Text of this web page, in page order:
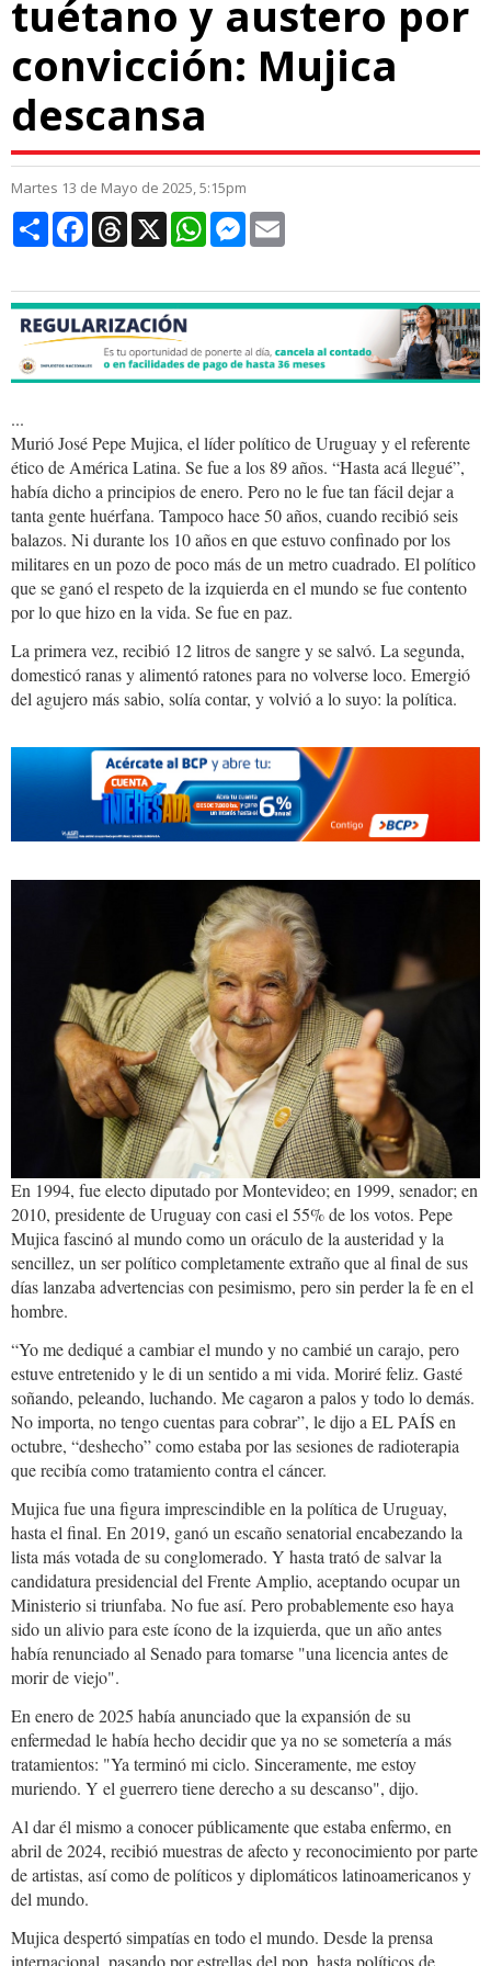
tuétano y austero por
convicción: Mujica
descansa
Martes 13 de Mayo de 2025, 5:15pm
CompartirFacebookThreads
X WhatsAppMessenger
...
Murió José Pepe Mujica, el líder político de Uruguay y el referente
ético de América Latina. Se fue a los 89 años. “Hasta acá llegué”,
había dicho a principios de enero. Pero no le fue tan fácil dejar a
tanta gente huérfana. Tampoco hace 50 años, cuando recibió seis
balazos. Ni durante los 10 años en que estuvo confinado por los
militares en un pozo de poco más de un metro cuadrado. El político
que se ganó el respeto de la izquierda en el mundo se fue contento
por lo que hizo en la vida. Se fue en paz.
La primera vez, recibió 12 litros de sangre y se salvó. La segunda,
domesticó ranas y alimentó ratones para no volverse loco. Emergió
del agujero más sabio, solía contar, y volvió a lo suyo: la política.
Mujica.pepe_.jpg
En 1994, fue electo diputado por Montevideo; en 1999, senador; en
2010, presidente de Uruguay con casi el 55% de los votos. Pepe
Mujica fascinó al mundo como un oráculo de la austeridad y la
sencillez, un ser político completamente extraño que al final de sus
días lanzaba advertencias con pesimismo, pero sin perder la fe en el
hombre.
“Yo me dediqué a cambiar el mundo y no cambié un carajo, pero
estuve entretenido y le di un sentido a mi vida. Moriré feliz. Gasté
soñando, peleando, luchando. Me cagaron a palos y todo lo demás.
No importa, no tengo cuentas para cobrar”, le dijo a EL PAÍS en
octubre, “deshecho” como estaba por las sesiones de radioterapia
que recibía como tratamiento contra el cáncer.
Mujica fue una figura imprescindible en la política de Uruguay,
hasta el final. En 2019, ganó un escaño senatorial encabezando la
lista más votada de su conglomerado. Y hasta trató de salvar la
candidatura presidencial del Frente Amplio, aceptando ocupar un
Ministerio si triunfaba. No fue así. Pero probablemente eso haya
sido un alivio para este ícono de la izquierda, que un año antes
había renunciado al Senado para tomarse "una licencia antes de
morir de viejo".
En enero de 2025 había anunciado que la expansión de su
enfermedad le había hecho decidir que ya no se sometería a más
tratamientos: "Ya terminó mi ciclo. Sinceramente, me estoy
muriendo. Y el guerrero tiene derecho a su descanso", dijo.
Al dar él mismo a conocer públicamente que estaba enfermo, en
abril de 2024, recibió muestras de afecto y reconocimiento por parte
de artistas, así como de políticos y diplomáticos latinoamericanos y
del mundo.
Mujica despertó simpatías en todo el mundo. Desde la prensa
internacional, pasando por estrellas del pop, hasta políticos de